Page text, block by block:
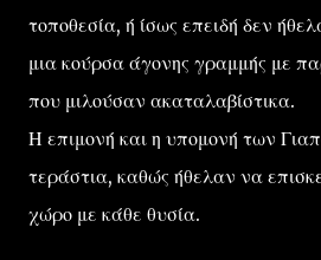
τοποθεσία, ή ίσως επειδή δεν
μια κούρσα άγονης γραμμής με
που μιλούσαν ακαταλαβίστικα.
Η επιμονή και η υπομονή των
τεράστια, καθώς ήθελαν να
χώρο με κάθε θυσία.